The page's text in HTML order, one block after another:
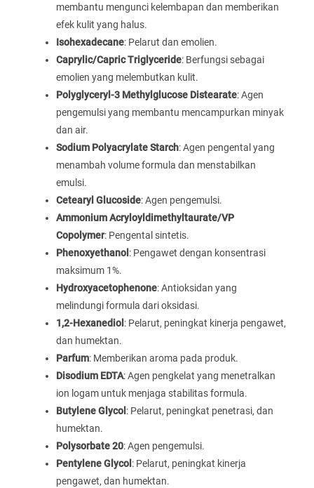
membantu mengunci kelembapan dan memberikan
efek kulit yang halus.
Isohexadecane: Pelarut dan emolien.
Caprylic/Capric Triglyceride: Berfungsi sebagai
emolien yang melembutkan kulit.
Polyglyceryl-3 Methylglucose Distearate: Agen
pengemulsi yang membantu mencampurkan minyak
dan air.
Sodium Polyacrylate Starch: Agen pengental yang
menambah volume formula dan menstabilkan
emulsi.
Cetearyl Glucoside: Agen pengemulsi.
Ammonium Acryloyldimethyltaurate/VP
Copolymer: Pengental sintetis.
Phenoxyethanol: Pengawet dengan konsentrasi
maksimum 1%.
Hydroxyacetophenone: Antioksidan yang
melindungi formula dari oksidasi.
1,2-Hexanediol: Pelarut, peningkat kinerja pengawet,
dan humektan.
Parfum: Memberikan aroma pada produk.
Disodium EDTA: Agen pengkelat yang menetralkan
ion logam untuk menjaga stabilitas formula.
Butylene Glycol: Pelarut, peningkat penetrasi, dan
humektan.
Polysorbate 20: Agen pengemulsi.
Pentylene Glycol: Pelarut, peningkat kinerja
pengawet, dan humektan.